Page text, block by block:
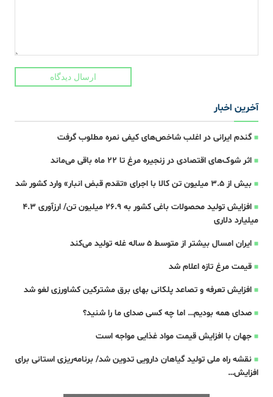
ارسال دیدگاه
آخرین اخبار
گندم ایرانی در اغلب شاخص‌های کیفی نمره مطلوب گرفت
اثر شوک‌های اقتصادی در زنجیره مرغ تا 22 ماه باقی می‌ماند
بیش از ۳.۵ میلیون تن کالا با اجرای «تقدم قبض انبار» وارد کشور شد
افزایش تولید محصولات باغی کشور به ۲۶.۹ میلیون تن/ ارزآوری ۴.۳
میلیارد دلاری
ایران امسال بیشتر از متوسط 5 ساله غله تولید می‌کند
قیمت مرغ تازه اعلام شد
افزایش تعرفه و تصاعد پلکانی بهای برق مشترکین کشاورزی لغو شد
صدای همه بودیم… اما چه کسی صدای ما را شنید؟
جهان با افزایش قیمت مواد غذایی مواجه است
نقشه راه ملی تولید گیاهان دارویی تدوین شد/ برنامه‌ریزی استانی برای
افزایش…